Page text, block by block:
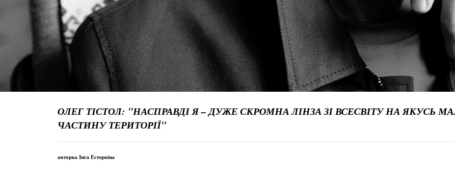
ОЛЕГ ТІСТОЛ: "НАСПРАВДІ Я – ДУЖЕ СКРОМНА ЛІНЗА ЗІ ВСЕСВІТУ НА ЯКУСЬ
ЧАСТИНУ ТЕРИТОРІЇ"
авторка Інга Естеркіна